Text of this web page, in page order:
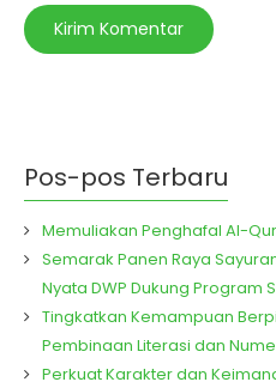
Pos-pos Terbaru
Memuliakan Penghafal Al-
Semarak Panen Raya
Nyata DWP Dukung Program
Tingkatkan Kemampuan
Pembinaan Literasi dan
Perkuat Karakter dan